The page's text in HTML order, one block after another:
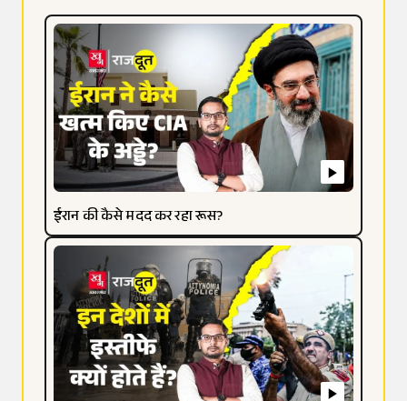
ईरान की कैसे मदद कर रहा रूस?